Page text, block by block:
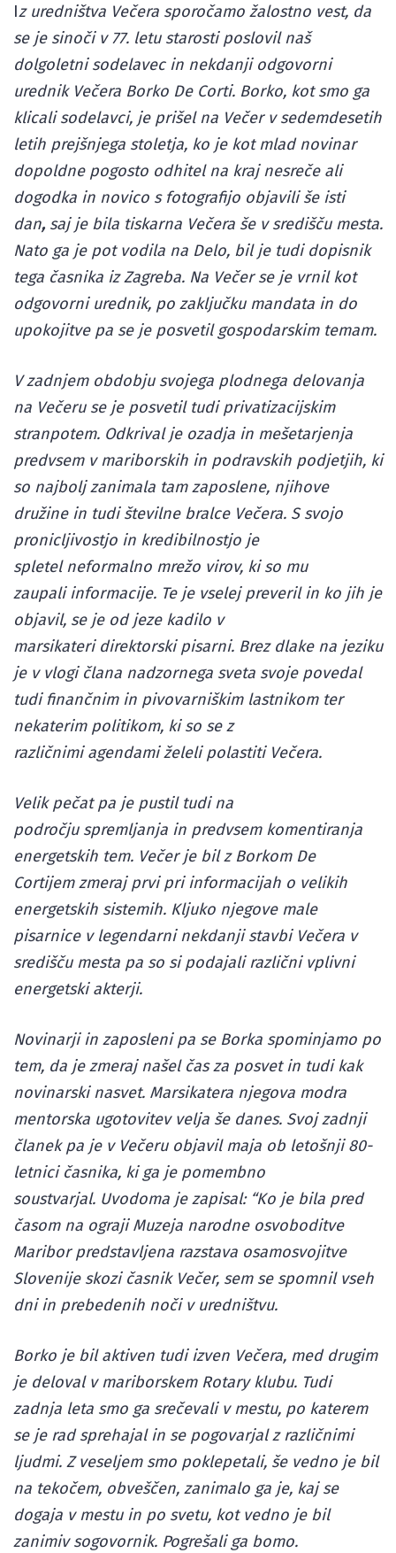
Iz uredništva Večera sporočamo žalostno vest, da
se je sinoči v 77. letu starosti poslovil naš
dolgoletni sodelavec in nekdanji odgovorni
urednik Večera Borko De Corti. Borko, kot smo ga
klicali sodelavci, je prišel na Večer v sedemdesetih
letih prejšnjega stoletja, ko je kot mlad novinar
dopoldne pogosto odhitel na kraj nesreče ali
dogodka in novico s fotografijo objavili še isti
dan, saj je bila tiskarna Večera še v središču mesta.
Nato ga je pot vodila na Delo, bil je tudi dopisnik
tega časnika iz Zagreba. Na Večer se je vrnil kot
odgovorni urednik, po zaključku mandata in do
upokojitve pa se je posvetil gospodarskim temam.
V zadnjem obdobju svojega plodnega delovanja
na Večeru se je posvetil tudi privatizacijskim
stranpotem. Odkrival je ozadja in mešetarjenja
predvsem v mariborskih in podravskih podjetjih, ki
so najbolj zanimala tam zaposlene, njihove
družine in tudi številne bralce Večera. S svojo
pronicljivostjo in kredibilnostjo je
spletel neformalno mrežo virov, ki so mu
zaupali informacije. Te je vselej preveril in ko jih je
objavil, se je od jeze kadilo v
marsikateri direktorski pisarni. Brez dlake na jeziku
je v vlogi člana nadzornega sveta svoje povedal
tudi finančnim in pivovarniškim lastnikom ter
nekaterim politikom, ki so se z
različnimi agendami želeli polastiti Večera.
Velik pečat pa je pustil tudi na
področju spremljanja in predvsem komentiranja
energetskih tem. Večer je bil z Borkom De
Cortijem zmeraj prvi pri informacijah o velikih
energetskih sistemih. Kljuko njegove male
pisarnice v legendarni nekdanji stavbi Večera v
središču mesta pa so si podajali različni vplivni
energetski akterji.
Novinarji in zaposleni pa se Borka spominjamo po
tem, da je zmeraj našel čas za posvet in tudi kak
novinarski nasvet. Marsikatera njegova modra
mentorska ugotovitev velja še danes. Svoj zadnji
članek pa je v Večeru objavil maja ob letošnji 80-
letnici časnika, ki ga je pomembno
soustvarjal. Uvodoma je zapisal: “Ko je bila pred
časom na ograji Muzeja narodne osvoboditve
Maribor predstavljena razstava osamosvojitve
Slovenije skozi časnik Večer, sem se spomnil vseh
dni in prebedenih noči v uredništvu.
Borko je bil aktiven tudi izven Večera, med drugim
je deloval v mariborskem Rotary klubu. Tudi
zadnja leta smo ga srečevali v mestu, po katerem
se je rad sprehajal in se pogovarjal z različnimi
ljudmi. Z veseljem smo poklepetali, še vedno je bil
na tekočem, obveščen, zanimalo ga je, kaj se
dogaja v mestu in po svetu, kot vedno je bil
zanimiv sogovornik. Pogrešali ga bomo.